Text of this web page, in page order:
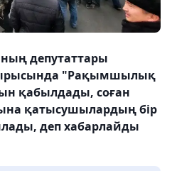
депутаттары
"Рақымшылық
қабылдады, соған
қатысушылардың бір
деп хабарлайды